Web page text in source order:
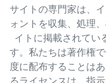
サイトの専門家は、
ォントを収集、処理
イトに掲載されてい
す。私たちは著作権
度に配布することは